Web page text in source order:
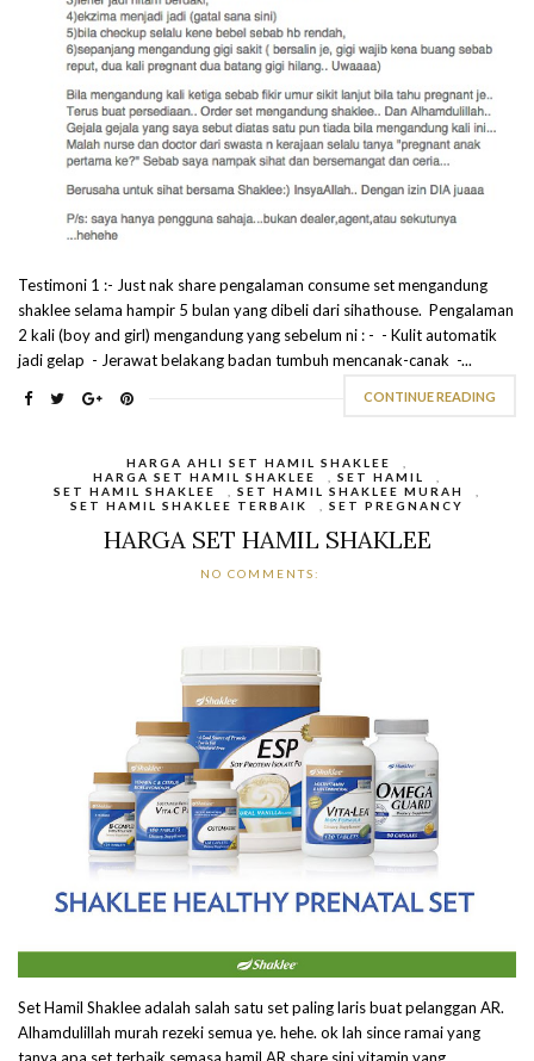
Testimoni 1 :- Just nak share pengalaman consume set mengandung
shaklee selama hampir 5 bulan yang dibeli dari sihathouse. Pengalaman
2 kali (boy and girl) mengandung yang sebelum ni : - - Kulit automatik
jadi gelap - Jerawat belakang badan tumbuh mencanak-canak -...
CONTINUE READING
HARGA AHLI SET HAMIL SHAKLEE
HARGA SET HAMIL SHAKLEE
SET HAMIL
SET HAMIL SHAKLEE
SET HAMIL SHAKLEE MURAH
SET HAMIL SHAKLEE TERBAIK
SET PREGNANCY
HARGA SET HAMIL SHAKLEE
NO COMMENTS:
Set Hamil Shaklee adalah salah satu set paling laris buat pelanggan AR.
Alhamdulillah murah rezeki semua ye. hehe. ok lah since ramai yang